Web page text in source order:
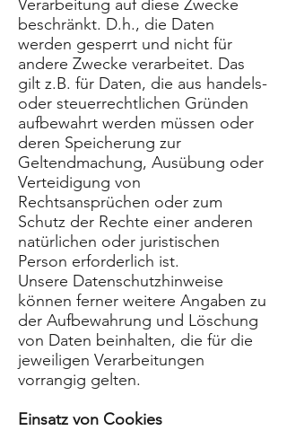
Verarbeitung auf diese Zwecke
beschränkt. D.h., die Daten
werden gesperrt und nicht für
andere Zwecke verarbeitet. Das
gilt z.B. für Daten, die aus handels-
oder steuerrechtlichen Gründen
aufbewahrt werden müssen oder
deren Speicherung zur
Geltendmachung, Ausübung oder
Verteidigung von
Rechtsansprüchen oder zum
Schutz der Rechte einer anderen
natürlichen oder juristischen
Person erforderlich ist.
Unsere Datenschutzhinweise
können ferner weitere Angaben zu
der Aufbewahrung und Löschung
von Daten beinhalten, die für die
jeweiligen Verarbeitungen
vorrangig gelten.
Einsatz von Cookies